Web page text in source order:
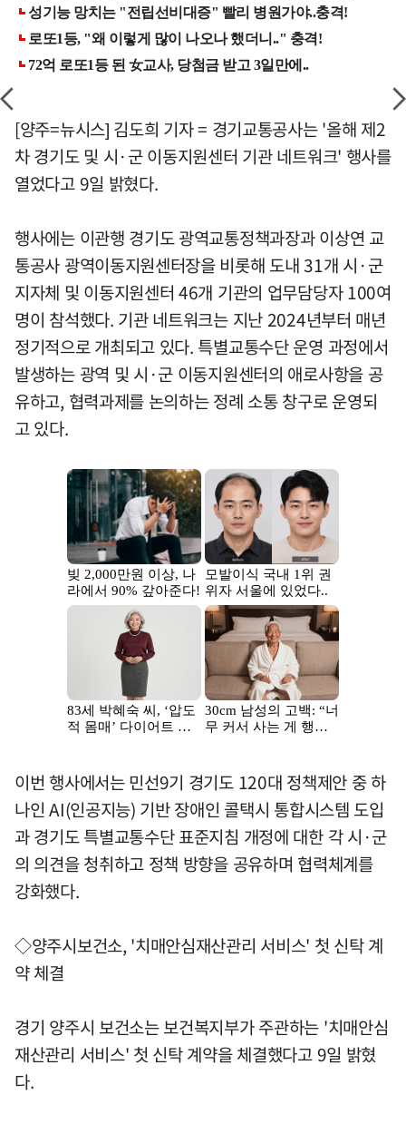
[양주=뉴시스] 김도희 기자 = 경기교통공사는 '올해 제2
차 경기도 및 시·군 이동지원센터 기관 네트워크' 행사를
열었다고 9일 밝혔다.
행사에는 이관행 경기도 광역교통정책과장과 이상연 교
통공사 광역이동지원센터장을 비롯해 도내 31개 시·군
지자체 및 이동지원센터 46개 기관의 업무담당자 100여
명이 참석했다. 기관 네트워크는 지난 2024년부터 매년
정기적으로 개최되고 있다. 특별교통수단 운영 과정에서
발생하는 광역 및 시·군 이동지원센터의 애로사항을 공
유하고, 협력과제를 논의하는 정례 소통 창구로 운영되
고 있다.
이번 행사에서는 민선9기 경기도 120대 정책제안 중 하
나인 AI(인공지능) 기반 장애인 콜택시 통합시스템 도입
과 경기도 특별교통수단 표준지침 개정에 대한 각 시·군
의 의견을 청취하고 정책 방향을 공유하며 협력체계를
강화했다.
◇양주시보건소, '치매안심재산관리 서비스' 첫 신탁 계
약 체결
경기 양주시 보건소는 보건복지부가 주관하는 '치매안심
재산관리 서비스' 첫 신탁 계약을 체결했다고 9일 밝혔
다.